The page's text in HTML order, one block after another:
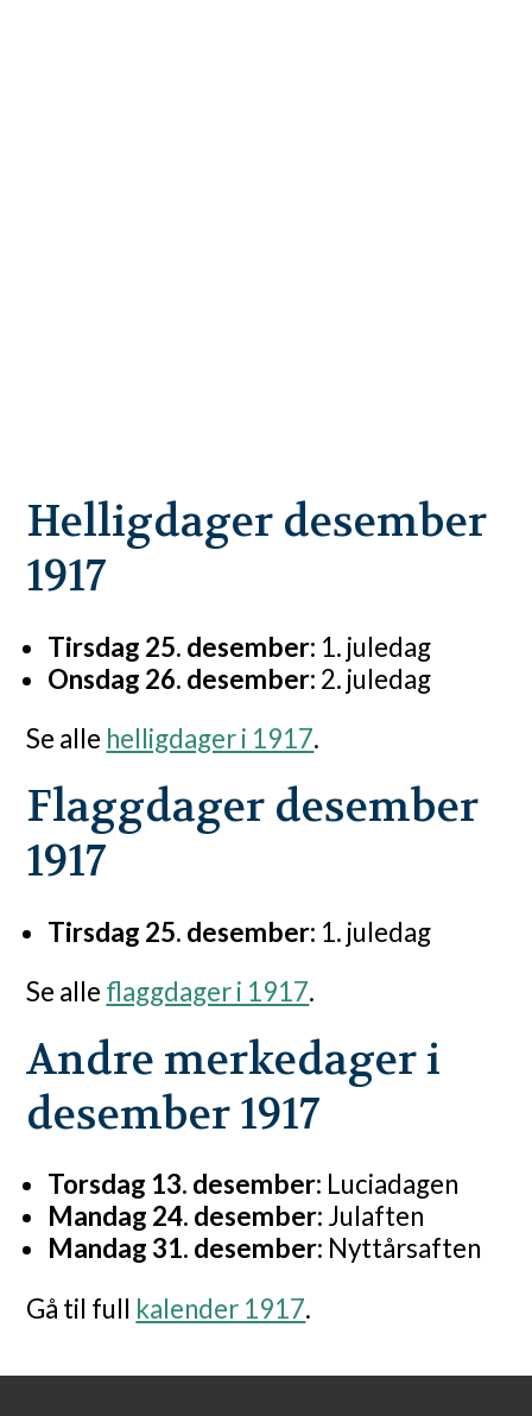
Helligdager desember
1917
Tirsdag 25. desember: 1. juledag
Onsdag 26. desember: 2. juledag
Se alle helligdager i 1917.
Flaggdager desember
1917
Tirsdag 25. desember: 1. juledag
Se alle flaggdager i 1917.
Andre merkedager i
desember 1917
Torsdag 13. desember: Luciadagen
Mandag 24. desember: Julaften
Mandag 31. desember: Nyttårsaften
Gå til full kalender 1917.